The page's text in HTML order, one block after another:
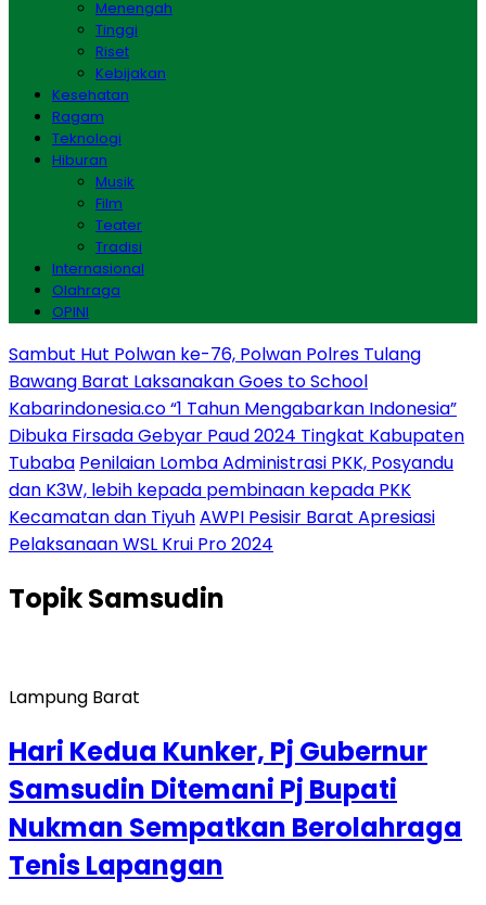
Menengah
Tinggi
Riset
Kebijakan
Kesehatan
Ragam
Teknologi
Hiburan
Musik
Film
Teater
Tradisi
Internasional
Olahraga
OPINI
Sambut Hut Polwan ke-76, Polwan Polres Tulang
Bawang Barat Laksanakan Goes to School
Kabarindonesia.co “1 Tahun Mengabarkan Indonesia”
Dibuka Firsada Gebyar Paud 2024 Tingkat Kabupaten
Tubaba Penilaian Lomba Administrasi PKK, Posyandu
dan K3W, lebih kepada pembinaan kepada PKK
Kecamatan dan TiyuhAWPI Pesisir Barat Apresiasi
Pelaksanaan WSL Krui Pro 2024
TopikSamsudin
Lampung Barat
Hari Kedua Kunker, Pj Gubernur
Samsudin Ditemani Pj Bupati
Nukman Sempatkan Berolahraga
Tenis Lapangan